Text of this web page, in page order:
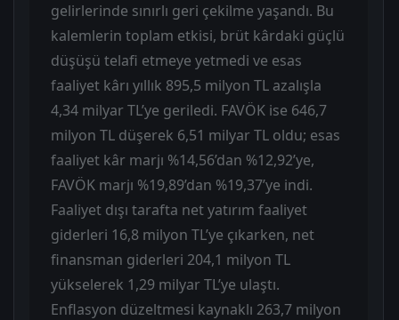
gelirlerinde sınırlı geri çekilme yaşandı. Bu
kalemlerin toplam etkisi, brüt kârdaki güçlü
düşüşü telafi etmeye yetmedi ve esas
faaliyet kârı yıllık 895,5 milyon TL azalışla
4,34 milyar TL’ye geriledi. FAVÖK ise 646,7
milyon TL düşerek 6,51 milyar TL oldu; esas
faaliyet kâr marjı %14,56’dan %12,92’ye,
FAVÖK marjı %19,89’dan %19,37’ye indi.
Faaliyet dışı tarafta net yatırım faaliyet
giderleri 16,8 milyon TL’ye çıkarken, net
finansman giderleri 204,1 milyon TL
yükselerek 1,29 milyar TL’ye ulaştı.
Enflasyon düzeltmesi kaynaklı 263,7 milyon